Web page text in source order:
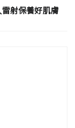
射保養好肌膚